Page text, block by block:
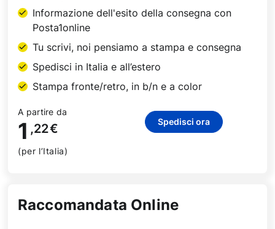
Informazione dell'esito della consegna con
Posta1online
Tu scrivi, noi pensiamo a stampa e consegna
Spedisci in Italia e all’estero
Stampa fronte/retro, in b/n e a color
A partire da
1 ,22€
(per l’Italia)
Spedisci ora
Raccomandata Online